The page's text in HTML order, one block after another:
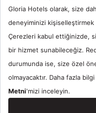
Call
Otel
Gloria Hotels &